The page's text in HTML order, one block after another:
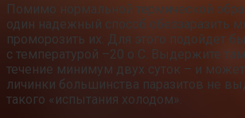
Помимо нормальной термической
один надежный способ обеззаразить
проморозить их. Для этого подойдет
с температурой –20 о С. Выдержите
течение минимум двух суток – и
личинки большинства паразитов не
такого «испытания холодом».